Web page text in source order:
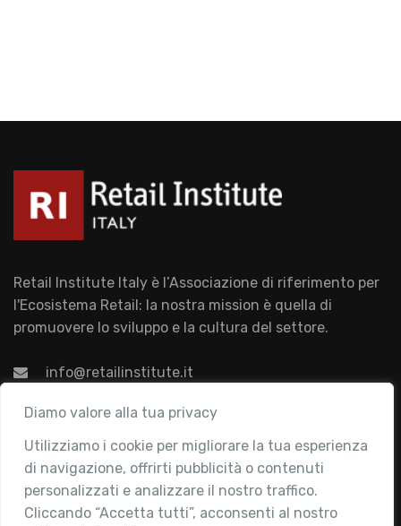
Diamo valore alla tua privacy
Utilizziamo i cookie per migliorare la tua esperienza
di navigazione, offrirti pubblicità o contenuti
personalizzati e analizzare il nostro traffico.
Cliccando “Accetta tutti”, acconsenti al nostro
Retail Institute Italy è l’Associazione di riferimento per
l'Ecosistema Retail: la nostra mission è quella di
promuovere lo sviluppo e la cultura del settore.
info@retailinstitute.it
Associazione
Chi siamo
Attività
Contatti